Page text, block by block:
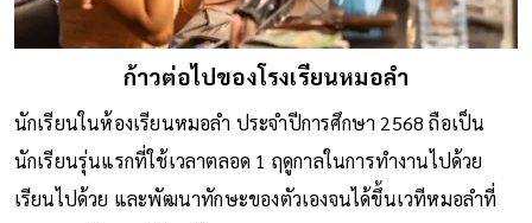
ก้าวต่อไปของโรงเรียนหมอลำ
นักเรียนในห้องเรียนหมอลำ ประจำปีการศึกษา 2568 ถือเป็น
นักเรียนรุ่นแรกที่ใช้เวลาตลอด 1 ฤดูกาลในการทำงานไปด้วย
เรียนไปด้วย และพัฒนาทักษะของตัวเองจนได้ขึ้นเวทีหมอลำที่